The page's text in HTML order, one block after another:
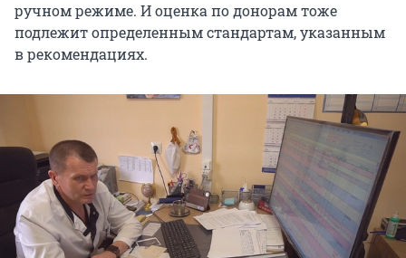
ручном режиме. И оценка по донорам тоже
подлежит определенным стандартам, указанным
в рекомендациях.